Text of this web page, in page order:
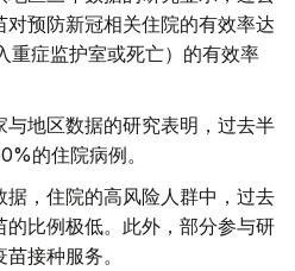
预防新冠相关住院的有效率达
重症监护室或死亡）的有效率
与地区数据的研究表明，过去半
的住院病例。
，住院的高风险人群中，过去
比例极低。此外，部分参与研
接种服务。